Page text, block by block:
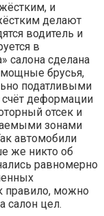
и
делают
водитель и
в
салона сделана
мощные брусья,
податливыми
деформации
отсек и
зонами
автомобили
же никто об
равномерно
правило, можно
салон цел.